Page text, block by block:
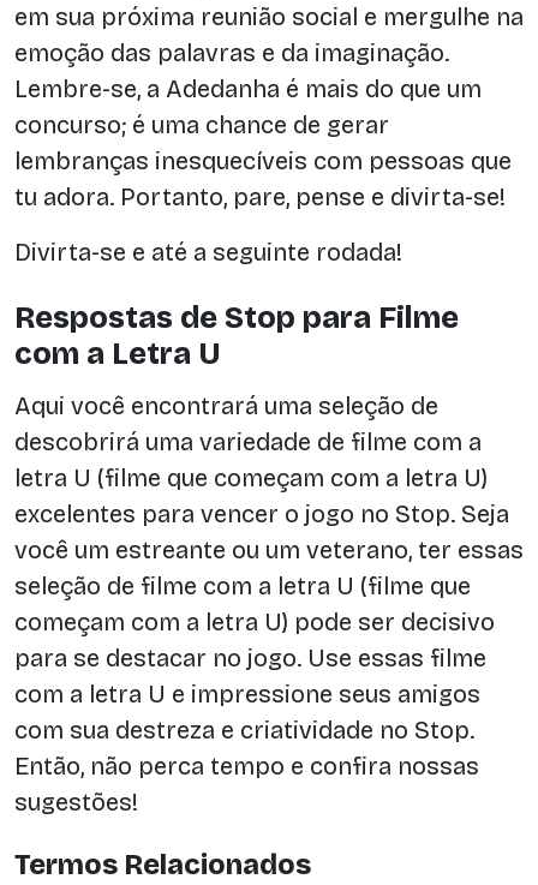
em sua próxima reunião social e mergulhe na
emoção das palavras e da imaginação.
Lembre-se, a Adedanha é mais do que um
concurso; é uma chance de gerar
lembranças inesquecíveis com pessoas que
tu adora. Portanto, pare, pense e divirta-se!
Divirta-se e até a seguinte rodada!
Respostas de Stop para Filme
com a Letra U
Aqui você encontrará uma seleção de
descobrirá uma variedade de filme com a
letra U (filme que começam com a letra U)
excelentes para vencer o jogo no Stop. Seja
você um estreante ou um veterano, ter essas
seleção de filme com a letra U (filme que
começam com a letra U) pode ser decisivo
para se destacar no jogo. Use essas filme
com a letra U e impressione seus amigos
com sua destreza e criatividade no Stop.
Então, não perca tempo e confira nossas
sugestões!
Termos Relacionados